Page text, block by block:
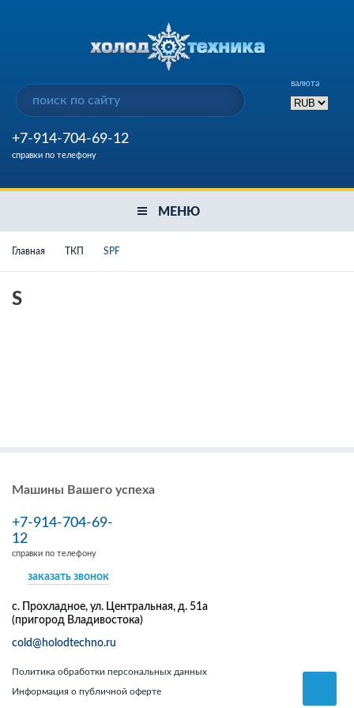
валюта
+7-914-704-69-12
справки по телефону
МЕНЮ
Главная ТКП SPF
S
Машины Вашего успеха
+7-914-704-69-
12
справки по телефону
заказать звонок
с. Прохладное, ул. Центральная, д. 51а
(пригород Владивостока)
cold@holodtechno.ru
Политика обработки персональных данных
Информация о публичной оферте